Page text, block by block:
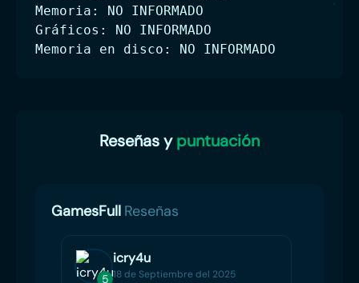
Memoria: NO INFORMADO
Gráficos: NO INFORMADO
Memoria en disco: NO INFORMADO
Reseñas ypuntuación
GamesFull Reseñas
5
icry4u
18 de Septiembre del 2025